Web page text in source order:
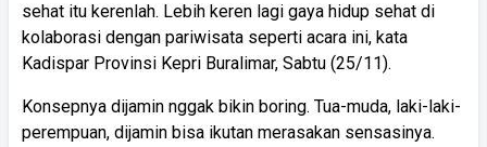
sehat itu kerenlah. Lebih keren lagi gaya hidup sehat di
kolaborasi dengan pariwisata seperti acara ini, kata
Kadispar Provinsi Kepri Buralimar, Sabtu (25/11).
Konsepnya dijamin nggak bikin boring. Tua-muda, laki-laki-
perempuan, dijamin bisa ikutan merasakan sensasinya.